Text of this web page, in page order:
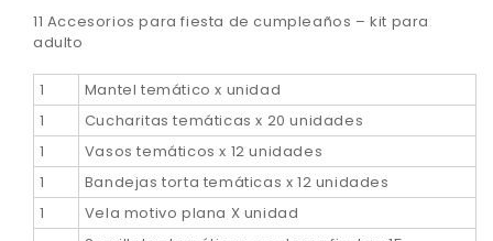
11 Accesorios para fiesta de cumpleaños – kit para
adulto
1
Mantel temático x unidad
1
Cucharitas temáticas x 20 unidades
1
Vasos temáticos x 12 unidades
1
Bandejas torta temáticas x 12 unidades
1
Vela motivo plana X unidad